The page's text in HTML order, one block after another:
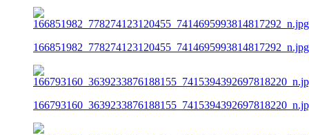
166851982_778274123120455_7414695993814817292_n.jpg